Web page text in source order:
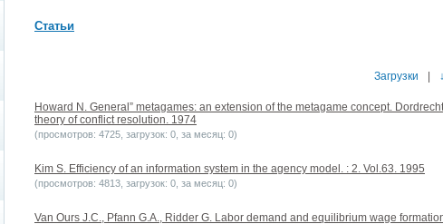
Статьи
Загрузки
Howard N. General” metagames: an extension of the metagame concept.
theory of conflict resolution. 1974
(просмотров: 4725, загрузок: 0, за месяц: 0)
Kim S. Efficiency of an information system in the agency model. : 2. Vol.63. 1995
(просмотров: 4813, загрузок: 0, за месяц: 0)
Van Ours J.C., Pfann G.A., Ridder G. Labor demand and equilibrium wage